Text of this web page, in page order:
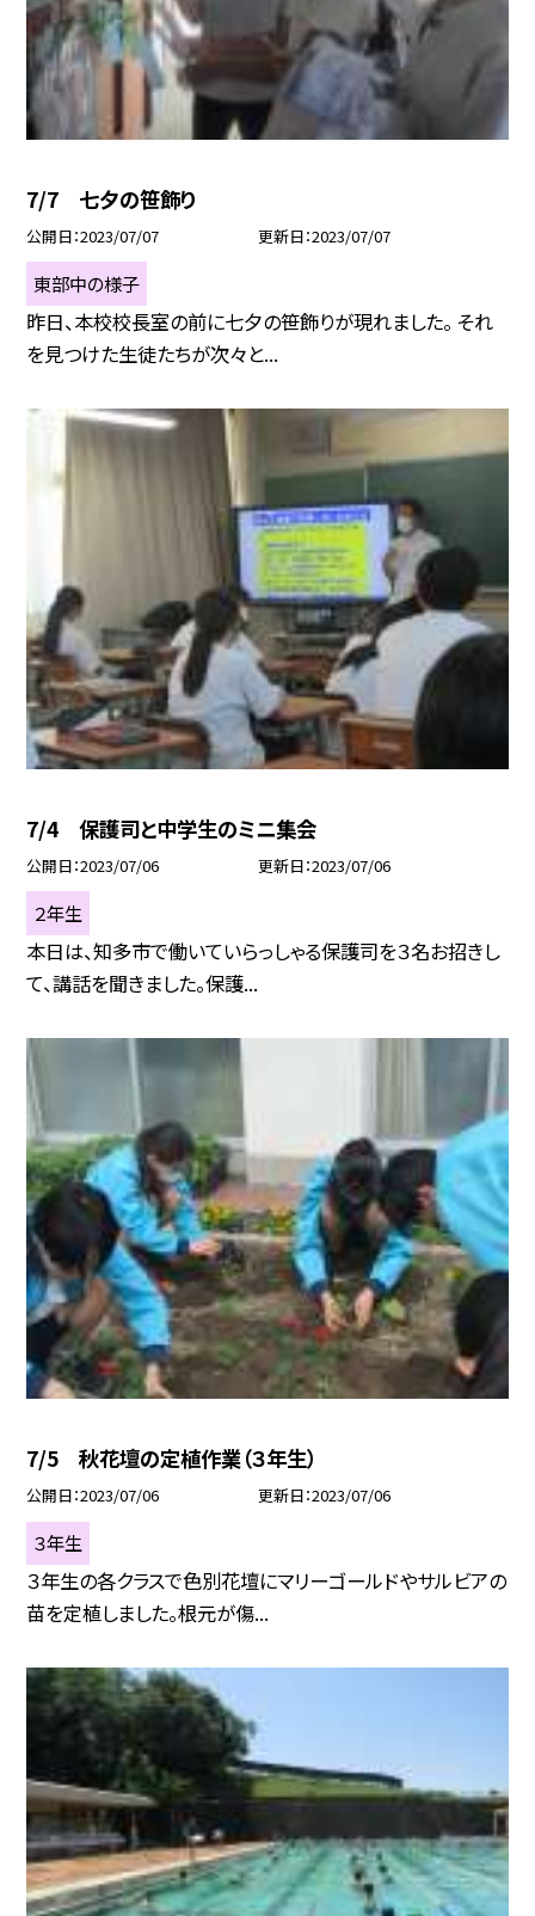
7/7 七夕の笹飾り
公開日 2023/07/07 更新日 2023/07/07
東部中の様子
昨日、本校校長室の前に七夕の笹飾りが現れました。 それ
を見つけた生徒たちが次々と...
7/4 保護司と中学生のミニ集会
公開日 2023/07/06 更新日 2023/07/06
２年生
本日は、知多市で働いていらっしゃる保護司を３名お招きし
て、講話を聞きました。保護...
7/5 秋花壇の定植作業（３年生）
公開日 2023/07/06 更新日 2023/07/06
３年生
３年生の各クラスで色別花壇にマリーゴールドやサルビアの
苗を定植しました。根元が傷...